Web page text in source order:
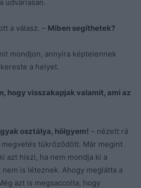
udvariasan.
a válasz. – Miben segíthetek?
mondjon, annyira képtelennek
a helyet.
hogy visszakapjak valamit, ami az
osztálya, hölgyem! – nézett rá
tükröződött. Már megint
azt hiszi, ha nem mondja ki a
is léteznek. Ahogy meglátta a
azt is megsaccolta, hogy